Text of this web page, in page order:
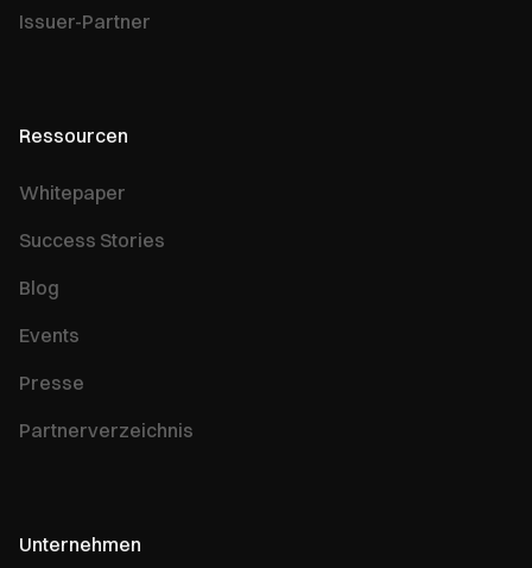
Issuer-Partner
Ressourcen
Whitepaper
Success Stories
Blog
Events
Presse
Partnerverzeichnis
Unternehmen